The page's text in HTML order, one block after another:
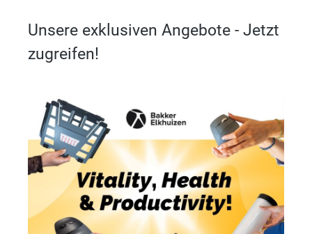
Unsere exklusiven Angebote - Jetzt
zugreifen!